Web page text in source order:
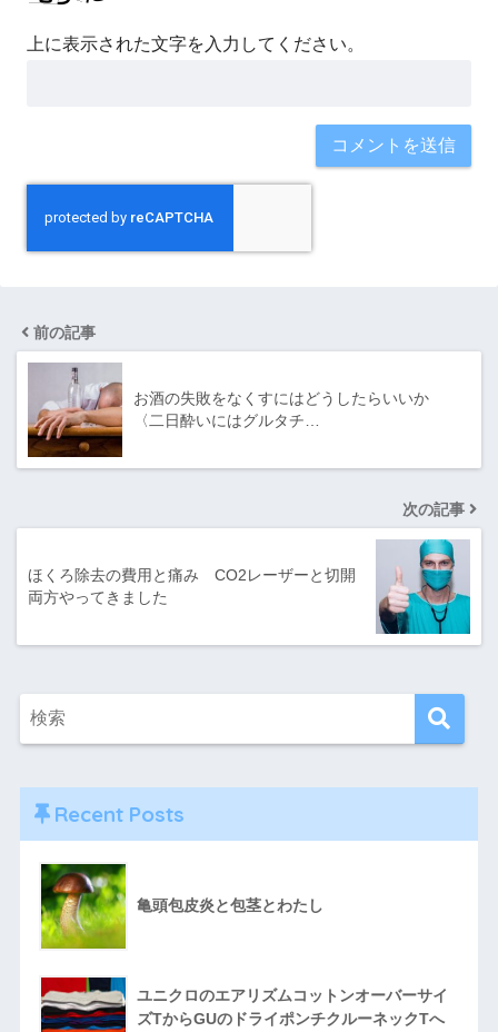
上に表示された文字を入力してください。
前の記事
お酒の失敗をなくすにはどうしたらいいか
〈二日酔いにはグルタチ…
次の記事
ほくろ除去の費用と痛み CO2レーザーと切開
両方やってきました
Recent Posts
亀頭包皮炎と包茎とわたし
ユニクロのエアリズムコットンオーバーサイ
ズTからGUのドライポンチクルーネックTへ